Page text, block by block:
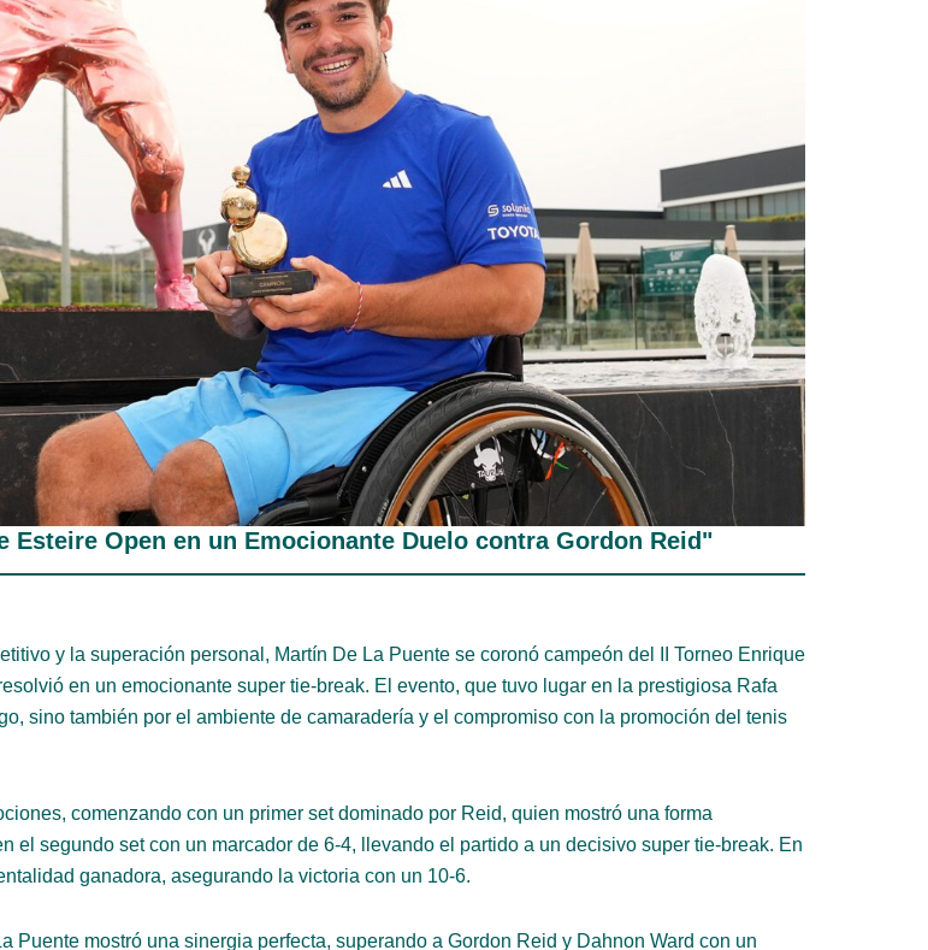
Esteire Open en un Emocionante Duelo contra Gordon Reid"
y la superación personal, Martín De La Puente se coronó campeón del II Torneo Enrique
en un emocionante super tie-break. El evento, que tuvo lugar en la prestigiosa Rafa
sino también por el ambiente de camaradería y el compromiso con la promoción del tenis
comenzando con un primer set dominado por Reid, quien mostró una forma
el segundo set con un marcador de 6-4, llevando el partido a un decisivo super tie-break. En
ganadora, asegurando la victoria con un 10-6.
Puente mostró una sinergia perfecta, superando a Gordon Reid y Dahnon Ward con un